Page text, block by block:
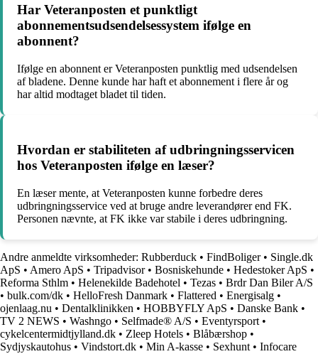
Har Veteranposten et punktligt
abonnementsudsendelsessystem ifølge en
abonnent?
Ifølge en abonnent er Veteranposten punktlig med udsendelsen
af bladene. Denne kunde har haft et abonnement i flere år og
har altid modtaget bladet til tiden.
Hvordan er stabiliteten af udbringningsservicen
hos Veteranposten ifølge en læser?
En læser mente, at Veteranposten kunne forbedre deres
udbringningsservice ved at bruge andre leverandører end FK.
Personen nævnte, at FK ikke var stabile i deres udbringning.
Andre anmeldte virksomheder: Rubberduck • FindBoliger• Single.dk
ApS • Amero ApS • Tripadvisor• Bosniskehunde • Hedestoker ApS •
Reforma Sthlm • Helenekilde Badehotel • Tezas • Brdr Dan Biler A/S
• bulk.com/dk • HelloFresh Danmark • Flattered • Energisalg •
ojenlaag.nu • Dentalklinikken • HOBBYFLY ApS • Danske Bank •
TV 2 NEWS • Washngo • Selfmade® A/S • Eventyrsport •
cykelcentermidtjylland.dk • Zleep Hotels • Blåbærshop •
Sydjyskautohus • Vindstort.dk • Min A-kasse • Sexhunt • Infocare